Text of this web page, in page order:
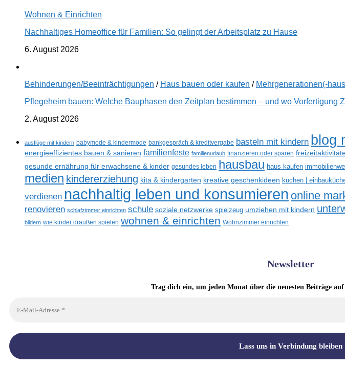
Wohnen & Einrichten
Nachhaltiges Homeoffice für Familien: So gelingt der Arbeitsplatz zu Hause
6. August 2026
Behinderungen/Beeinträchtigungen / Haus bauen oder kaufen / Mehrgenerationen(-
Pflegeheim bauen: Welche Bauphasen den Zeitplan bestimmen – und wo Vorfertigung
2. August 2026
ausflüge mit kindern babymode & kindermode bankgespräch & kreditvergabe basteln mit kindern blog
energieeffizientes bauen & sanieren familienfeste familienurlaub finanzieren oder sparen
gesunde ernährung für erwachsene & kinder gesundes leben hausbau haus kaufen
medien kindererziehung kita & kindergarten kreative geschenkideen küchen |
verdienen nachhaltig leben und konsumieren online
renovieren schlafzimmer einrichten schule soziale netzwerke spielzeug umziehen mit kindern
bildern wie kinder draußen spielen wohnen & einrichten Wohnzimmer einrichten
Newsletter
Trag dich ein, um jeden Monat über die neuesten Beiträge